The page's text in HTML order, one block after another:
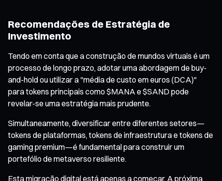
Recomendações de Estratégia de
Investimento
Tendo em conta que a construção de mundos virtuais é um
processo de longo prazo, adotar uma abordagem de buy-
and-hold ou utilizar a "média de custo em euros (DCA)"
para tokens principais como $MANA e $SAND pode
revelar-se uma estratégia mais prudente.
Simultaneamente, diversificar entre diferentes setores—
tokens de plataformas, tokens de infraestrutura e tokens de
gaming premium—é fundamental para construir um
portefólio de metaverso resiliente.
Esta migração digital está apenas a começar. A próxima